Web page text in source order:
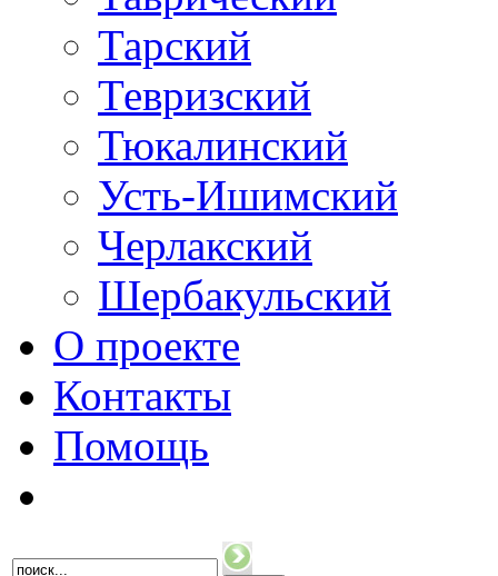
Тарский
Тевризский
Тюкалинский
Усть-Ишимский
Черлакский
Шербакульский
О проекте
Контакты
Помощь